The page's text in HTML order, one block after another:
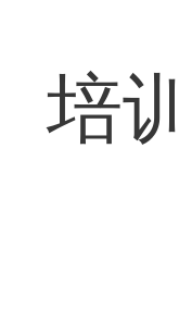
培